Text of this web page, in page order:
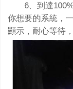
6、到達
你想要的系統，
顯示，耐心等待